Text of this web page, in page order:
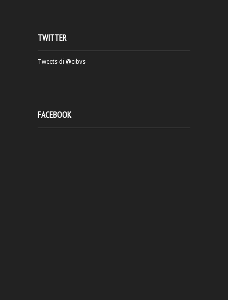
TWITTER
Tweets di @cibvs
FACEBOOK